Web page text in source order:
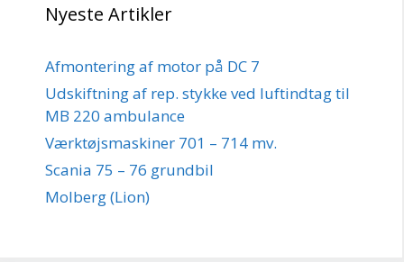
Nyeste Artikler
Afmontering af motor på DC 7
Udskiftning af rep. stykke ved luftindtag til
MB 220 ambulance
Værktøjsmaskiner 701 – 714 mv.
Scania 75 – 76 grundbil
Molberg (Lion)